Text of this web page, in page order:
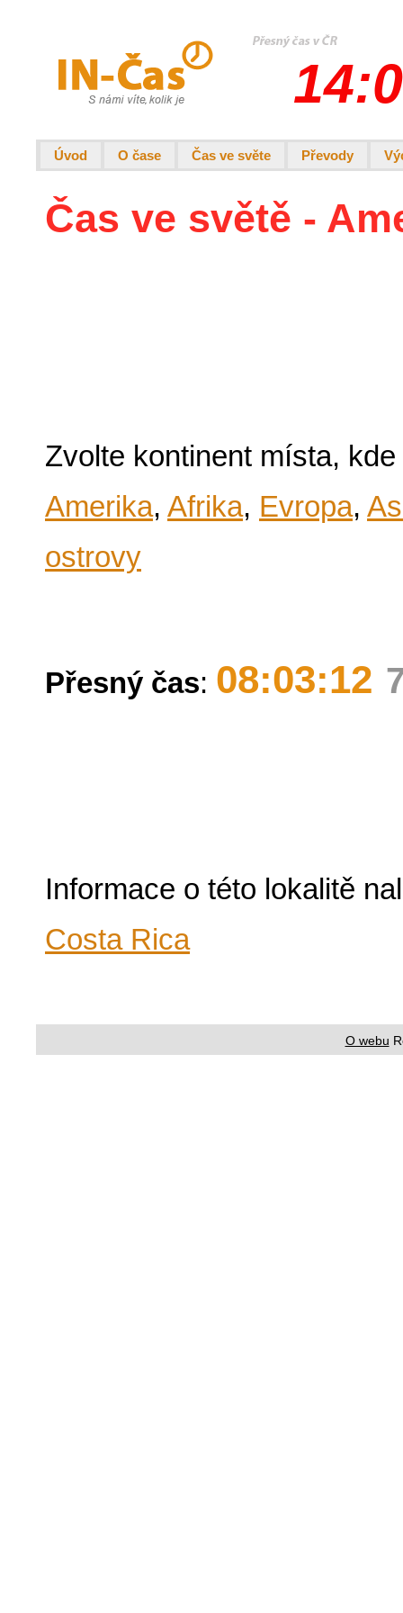
Úvod O čase Čas ve světe Převody
Čas ve světě -
Zvolte kontinent místa,
Amerika, Afrika, Evropa,
ostrovy
Přesný čas: 08:03:12
Informace o této lokalitě
Costa Rica
O webu